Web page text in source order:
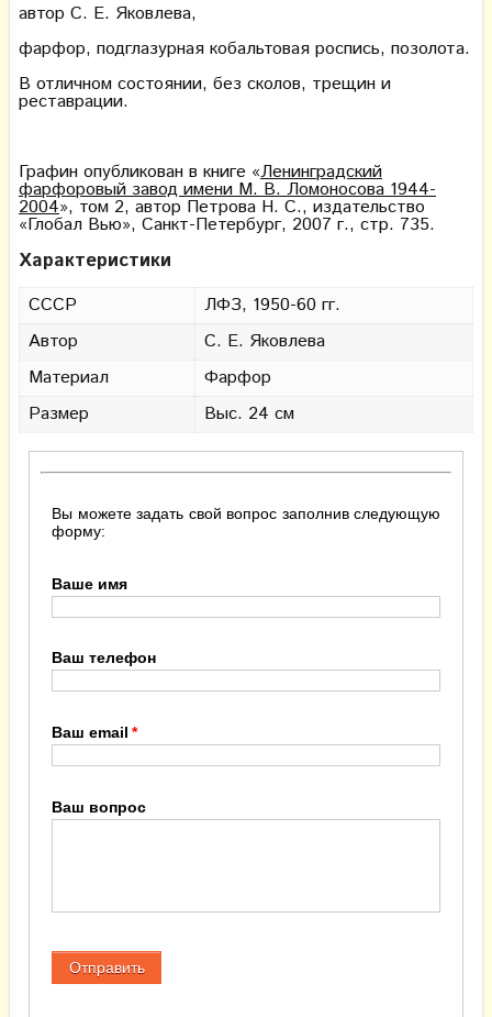
автор С. Е. Яковлева,
фарфор, подглазурная кобальтовая роспись, позолота.
В отличном состоянии, без сколов, трещин и
реставрации.
Графин опубликован в книге «Ленинградский
фарфоровый завод имени М. В. Ломоносова 1944-
2004», том 2, автор Петрова Н. С., издательство
«Глобал Вью», Санкт-Петербург, 2007 г., стр. 735.
Характеристики
СССР
ЛФЗ, 1950-60 гг.
Автор
С. Е. Яковлева
Материал
Фарфор
Размер
Выс. 24 см
Вы можете задать свой вопрос заполнив следующую
форму:
Ваше имя
Ваш телефон
Ваш email
Ваш вопрос